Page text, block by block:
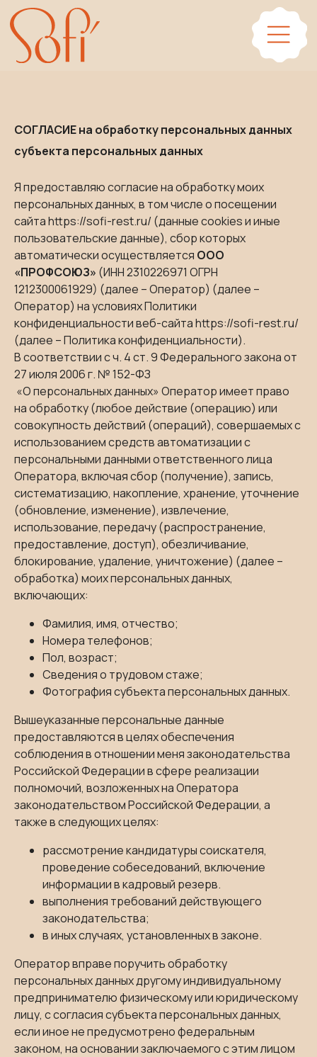
СОГЛАСИЕ на обработку персональных данных
субъекта персональных данных
Я предоставляю согласие на обработку моих
персональных данных, в том числе о посещении
сайта https://sofi-rest.ru/ (данные cookies и иные
пользовательские данные), сбор которых
автоматически осуществляется ООО
«ПРОФСОЮЗ» (ИНН 2310226971 ОГРН
1212300061929) (далее – Оператор) (далее –
Оператор) на условиях Политики
конфиденциальности веб-сайтаhttps://sofi-rest.ru/
(далее – Политика конфиденциальности).
В соответствии с ч. 4 ст. 9 Федерального закона от
27 июля 2006 г. № 152-ФЗ
«О персональных данных» Оператор имеет право
на обработку (любое действие (операцию) или
совокупность действий (операций), совершаемых с
использованием средств автоматизации с
персональными данными ответственного лица
Оператора, включая сбор (получение), запись,
систематизацию, накопление, хранение, уточнение
(обновление, изменение), извлечение,
использование, передачу (распространение,
предоставление, доступ), обезличивание,
блокирование, удаление, уничтожение) (далее –
обработка) моих персональных данных,
включающих:
Фамилия, имя, отчество;
Номера телефонов;
Пол, возраст;
Сведения о трудовом стаже;
Фотография субъекта персональных данных.
Вышеуказанные персональные данные
предоставляются в целях обеспечения
соблюдения в отношении меня законодательства
Российской Федерации в сфере реализации
полномочий, возложенных на Оператора
законодательством Российской Федерации, а
также в следующих целях:
рассмотрение кандидатуры соискателя,
проведение собеседований, включение
информации в кадровый резерв.
выполнения требований действующего
законодательства;
в иных случаях, установленных в законе.
Оператор вправе поручить обработку
персональных данных другому индивидуальному
предпринимателю физическому или юридическому
лицу, с согласия субъекта персональных данных,
если иное не предусмотрено федеральным
законом, на основании заключаемого с этим лицом